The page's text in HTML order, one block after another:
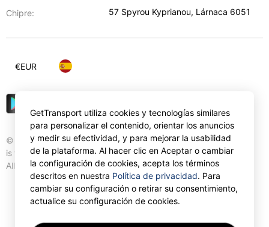
Chipre: 57 Spyrou Kyprianou, Lárnaca 6051
© Gettransport International Limited. GetTransport®
is trademark of Gettransport International Limited.
All rights reserved.
€EUR
GetTransport utiliza cookies y tecnologías similares
para personalizar el contenido, orientar los anuncios
y medir su efectividad, y para mejorar la usabilidad
de la plataforma. Al hacer clic en Aceptar o cambiar
la configuración de cookies, acepta los términos
descritos en nuestra Política de privacidad. Para
cambiar su configuración o retirar su consentimiento,
actualice su configuración de cookies.